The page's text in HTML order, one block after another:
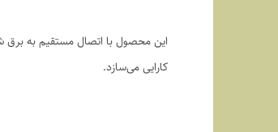
این محصول با اتصال مستقیم به برق
کارایی می‌سازد.